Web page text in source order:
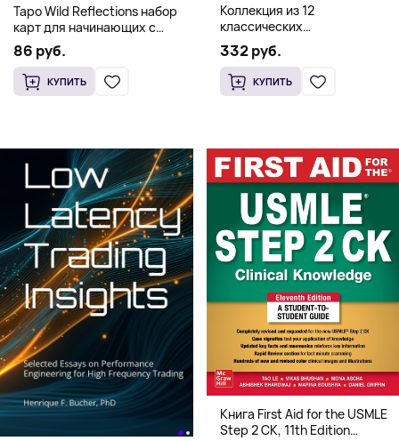
Таро Wild Reflections набор
карт для начинающих с
книгой (78 карт, золочёные
края)
86 руб.
КУПИТЬ
Коллекция из 12
классических
иллюстрированных книг об
Элмере от Дэвида Макки
332 руб.
КУПИТЬ
Книга First Aid for the USMLE
Step 2 CK, 11th Edition